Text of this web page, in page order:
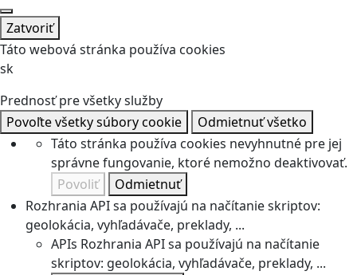
Zatvoriť
Táto webová stránka používa cookies
sk
Prednosť pre všetky služby
Povoľte všetky súbory cookie
Odmietnuť všetko
Táto stránka používa cookies nevyhnutné pre jej
správne fungovanie, ktoré nemožno deaktivovať.
Povoliť
Odmietnuť
Rozhrania API sa používajú na načítanie skriptov:
geolokácia, vyhľadávače, preklady, ...
APIs Rozhrania API sa používajú na načítanie
skriptov: geolokácia, vyhľadávače, preklady, ...